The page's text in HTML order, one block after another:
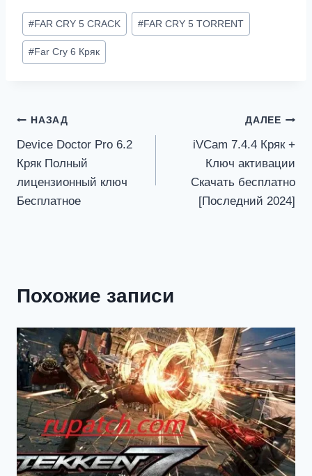
Метки
записи:
#FAR CRY 5 CRACK #FAR CRY 5 TORRENT
#Far Cry 6 Кряк
Навигация
по
записям
НАЗАД
Device Doctor Pro 6.2
Кряк Полный
лицензионный ключ
Бесплатное
ДАЛЕЕ
iVCam 7.4.4 Кряк +
Ключ активации
Скачать бесплатно
[Последний 2024]
Похожие записи